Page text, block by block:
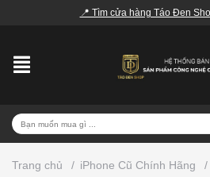
📍 Tìm cửa hàng Táo Đen
Trang chủ / iPhone Cũ Chính Hãng
/